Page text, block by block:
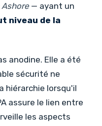
— ayant un
niveau de la
anodine. Elle a été
sécurité ne
hiérarchie lorsqu'il
assure le lien entre
les aspects